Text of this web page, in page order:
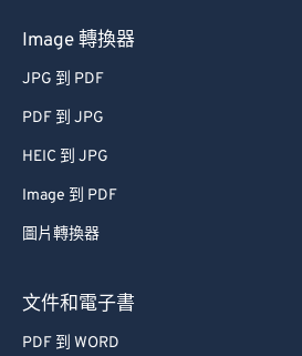
Image 轉換器
JPG 到 PDF
PDF 到 JPG
HEIC 到 JPG
Image 到 PDF
圖片轉換器
文件和電子書
PDF 到 WORD